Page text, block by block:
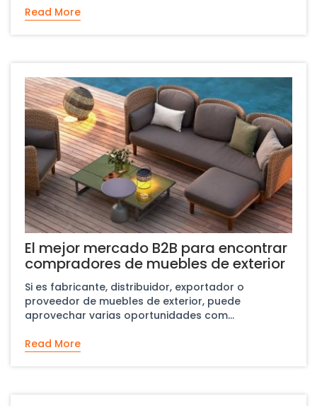
Read More
El mejor mercado B2B para encontrar
compradores de muebles de exterior
Si es fabricante, distribuidor, exportador o
proveedor de muebles de exterior, puede
aprovechar varias oportunidades com...
Read More